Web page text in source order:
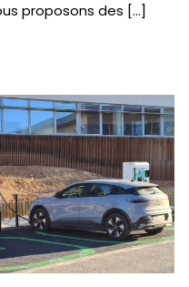
proposons des […]